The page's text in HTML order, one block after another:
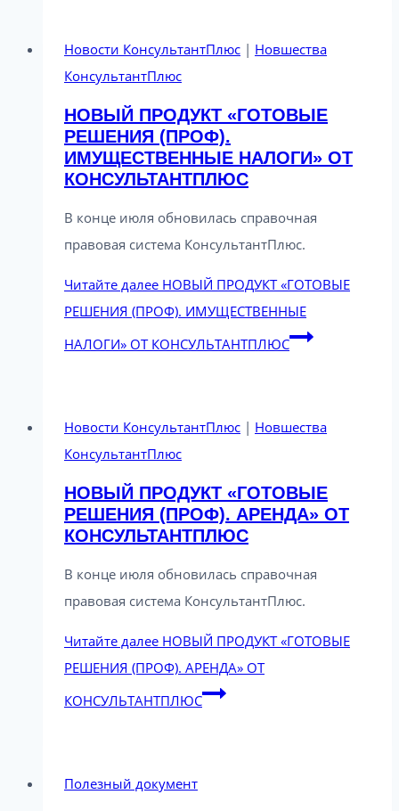
Новости КонсультантПлюс | Новшества
КонсультантПлюс
НОВЫЙ ПРОДУКТ «ГОТОВЫЕ
РЕШЕНИЯ (ПРОФ).
ИМУЩЕСТВЕННЫЕ НАЛОГИ» ОТ
КОНСУЛЬТАНТПЛЮС
В конце июля обновилась справочная
правовая система КонсультантПлюс.
Читайте далее НОВЫЙ ПРОДУКТ «ГОТОВЫЕ
РЕШЕНИЯ (ПРОФ). ИМУЩЕСТВЕННЫЕ
НАЛОГИ» ОТ КОНСУЛЬТАНТПЛЮС
Новости КонсультантПлюс | Новшества
КонсультантПлюс
НОВЫЙ ПРОДУКТ «ГОТОВЫЕ
РЕШЕНИЯ (ПРОФ). АРЕНДА» ОТ
КОНСУЛЬТАНТПЛЮС
В конце июля обновилась справочная
правовая система КонсультантПлюс.
Читайте далее НОВЫЙ ПРОДУКТ «ГОТОВЫЕ
РЕШЕНИЯ (ПРОФ). АРЕНДА» ОТ
КОНСУЛЬТАНТПЛЮС
Полезный документ